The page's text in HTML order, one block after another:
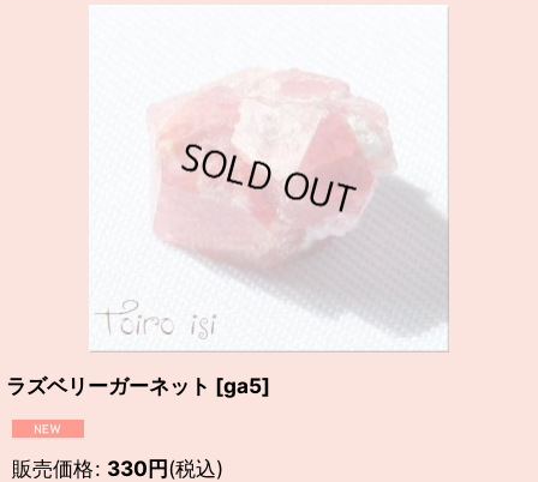
ラズベリーガーネット [ga5]
販売価格: 330円(税込)